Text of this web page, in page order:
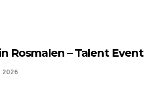
Rosmalen – Talent Event
2026